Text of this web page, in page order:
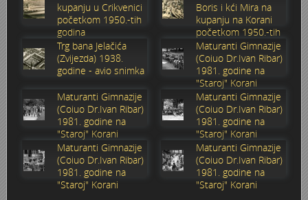
Stoljetna poplava 1939.
Tvornica potkivačkih čavala Mustad-Karlovac
Boksački klub Velebit
Bijelo dugme
Autobusna stanica na Korzu
Auto cross
AMD Zanatlija
Mala scena 1987. - Le Cinema
Mala scena Hrvatskog doma
Marina Perazić, Davor Tolja (Denis&Denis) i Edi Kraljić
Maturanti Gimnazije 1988. godine
Motocross
NULA
Zavjet Petra Grgeca - 1998.
Škola plivanja Patkica
Mimohod 23. kolovoza 1995.
Ekonomska škola - ratne godine
Dubravko Halovanić - Ratne godine
Crkva Sv. Doroteje - 1991.
Frizerski salon Gerber (Kopf) - utemeljen 1924.
Gimnazijska i Ekonomska zbornica - Igor Mihelić
Karlovački fotograf Josip Žunić
Obitelj Klemenčić
Krešimir Botković - RAZGLEDNICE
kupanju u Crikvenici
početkom 1950.-tih
godina
Boris i kći Mira na
kupanju na Korani
početkom 1950.-tih
godina
Trg bana Jelačića
(Zvijezda) 1938.
godine - avio snimka
Maturanti Gimnazije
(Coiuo Dr.Ivan Ribar)
1981. godine na
"Staroj" Korani
Maturanti Gimnazije
(Coiuo Dr.Ivan Ribar)
1981. godine na
"Staroj" Korani
Maturanti Gimnazije
(Coiuo Dr.Ivan Ribar)
1981. godine na
"Staroj" Korani
Maturanti Gimnazije
(Coiuo Dr.Ivan Ribar)
1981. godine na
"Staroj" Korani
Maturanti Gimnazije
(Coiuo Dr.Ivan Ribar)
1981. godine na
"Staroj" Korani